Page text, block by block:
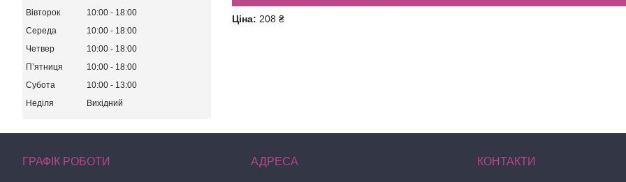
Ціна: 208 ₴
Вівторок
10:00
18:00
Середа
10:00
18:00
Четвер
10:00
18:00
Пʼятниця
10:00
18:00
Субота
10:00
13:00
Неділя
Вихідний
ГРАФІК РОБОТИ